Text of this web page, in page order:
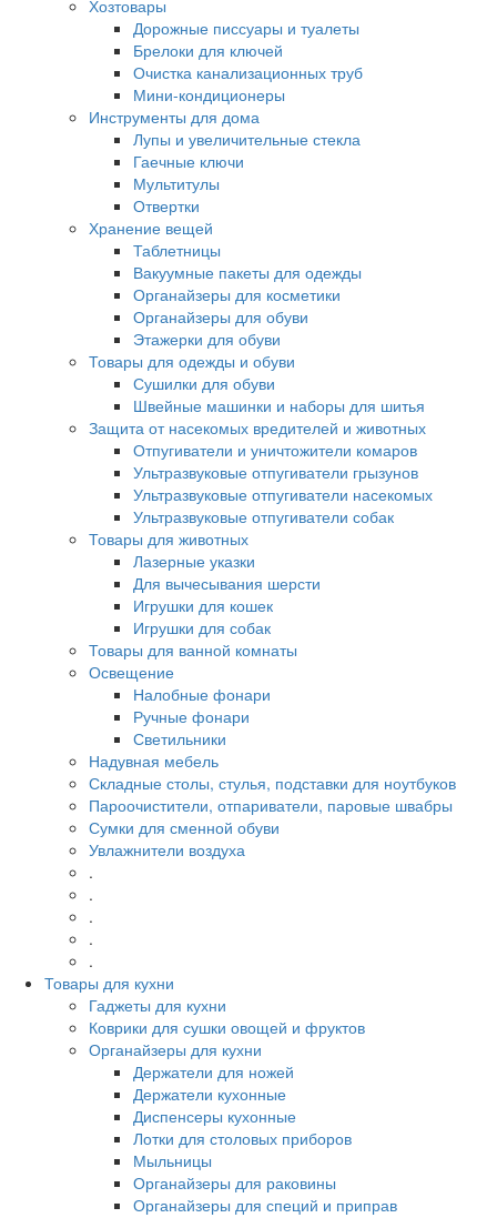
Хозтовары
Дорожные писсуары и туалеты
Брелоки для ключей
Очистка канализационных труб
Мини-кондиционеры
Инструменты для дома
Лупы и увеличительные стекла
Гаечные ключи
Мультитулы
Отвертки
Хранение вещей
Таблетницы
Вакуумные пакеты для одежды
Органайзеры для косметики
Органайзеры для обуви
Этажерки для обуви
Товары для одежды и обуви
Сушилки для обуви
Швейные машинки и наборы для шитья
Защита от насекомых вредителей и животных
Отпугиватели и уничтожители комаров
Ультразвуковые отпугиватели грызунов
Ультразвуковые отпугиватели насекомых
Ультразвуковые отпугиватели собак
Товары для животных
Лазерные указки
Для вычесывания шерсти
Игрушки для кошек
Игрушки для собак
Товары для ванной комнаты
Освещение
Налобные фонари
Ручные фонари
Светильники
Надувная мебель
Складные столы, стулья, подставки для ноутбуков
Пароочистители, отпариватели, паровые швабры
Сумки для сменной обуви
Увлажнители воздуха
.
.
.
.
.
Товары для кухни
Гаджеты для кухни
Коврики для сушки овощей и фруктов
Органайзеры для кухни
Держатели для ножей
Держатели кухонные
Диспенсеры кухонные
Лотки для столовых приборов
Мыльницы
Органайзеры для раковины
Органайзеры для специй и приправ